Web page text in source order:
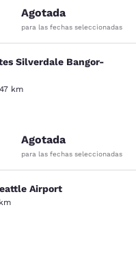
Agotada
para las fechas seleccionadas
Silverdale
Silverdale Bangor-
km
Bueno. 221 reseñas
Agotada
para las fechas seleccionadas
Airport
Airport
Muy bueno. 618 reseñas